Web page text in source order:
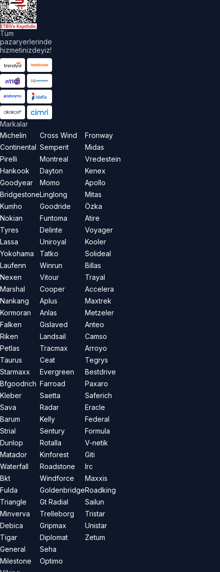
Tüm
pazaryerlerinde
hizmetinizdeyiz!
Markalar
Michelin
Continental
Pirelli
Hankook
Goodyear
Bridgestone
Kumho
Nokian
Tyres
Lassa
Yokohama
Laufenn
Nexen
Marshal
Nankang
Kormoran
Falken
Riken
Petlas
Taurus
Starmaxx
Bfgoodrich
Kleber
Sava
Barum
Strial
Dunlop
Matador
Waterfall
Bkt
Fulda
Triangle
Minverva
Debica
Tigar
General
Milestone
Cross Wind
Semperit
Montreal
Dayton
Momo
Linglong
Goodride
Funtoma
Delinte
Uniroyal
Tatko
Winrun
Vitour
Cooper
Aplus
Anlas
Gislaved
Landsail
Tracmax
Ceat
Evergreen
Farroad
Saetta
Radar
Kelly
Sentury
Rotalla
Kinforest
Roadstone
Windforce
Goldenbridge
Gt Radial
Trelleborg
Gripmax
Diplomat
Seha
Optimo
Fronway
Midas
Vredestein
Kenex
Apollo
Mitas
Özka
Atire
Voyager
Kooler
Solideal
Billas
Trayal
Accelera
Maxtrek
Metzeler
Anteo
Camso
Arroyo
Tegrys
Bestdrive
Paxaro
Saferich
Eracle
Federal
Formula
V-netik
Giti
Irc
Maxxis
Roadking
Sailun
Tristar
Unistar
Zetum